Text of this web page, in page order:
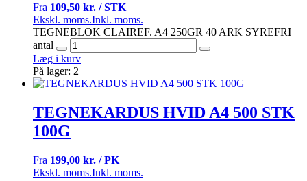
Fra 109,50 kr. / STK
Ekskl. moms.Inkl. moms.
TEGNEBLOK CLAIREF. A4 250GR 40 ARK SYREFRI
antal
Læg i kurv
På lager: 2
TEGNEKARDUS HVID A4 500 STK
100G
Fra 199,00 kr. / PK
Ekskl. moms.Inkl. moms.